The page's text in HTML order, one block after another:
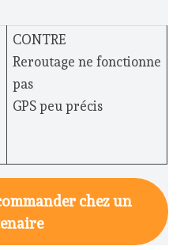
CONTRE
Reroutage ne fonctionne
pas
GPS peu précis
chez un